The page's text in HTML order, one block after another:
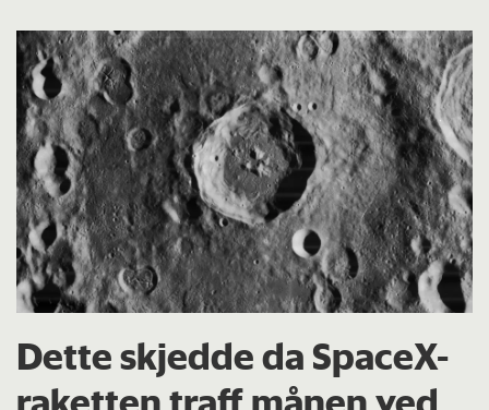
Dette skjedde da SpaceX-